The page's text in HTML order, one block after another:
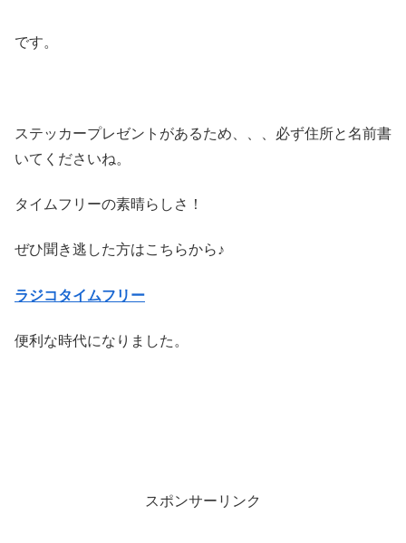
です。
ステッカープレゼントがあるため、、、必ず住所と名前書
いてくださいね。
タイムフリーの素晴らしさ！
ぜひ聞き逃した方はこちらから♪
ラジコタイムフリー
便利な時代になりました。
スポンサーリンク